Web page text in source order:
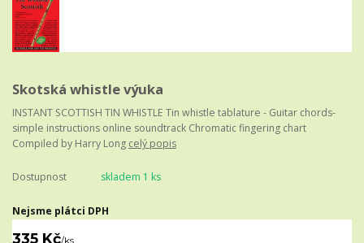
Skotská whistle výuka
INSTANT SCOTTISH TIN WHISTLE Tin whistle tablature - Guitar chords-
simple instructions online soundtrack Chromatic fingering chart
Compiled by Harry Long celý popis
Dostupnost skladem 1 ks
Nejsme plátci DPH
335 Kč/ks